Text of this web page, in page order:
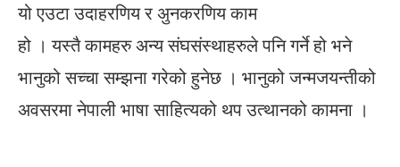
यो एउटा उदाहरणिय र अुनकरणिय काम
हो । यस्तै कामहरु अन्य संघसंस्थाहरुले पनि गर्ने हो भने
भानुको सच्चा सम्झना गरेको हुनेछ । भानुको जन्मजयन्तीको
अवसरमा नेपाली भाषा साहित्यको थप उत्थानको कामना ।